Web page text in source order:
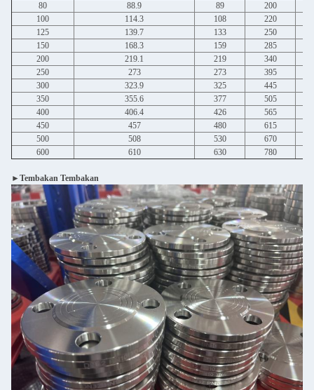
80
88.9 89
200
100
114.3 108
220
125
139.7 133
250
150
168.3 159
285
200
219.1 219
340
250
273 273
395
300
323.9 325
445
350
355.6 377
505
400
406.4 426
565
450
457 480
615
500
508 530
670
600
610 630 780
►Tembakan Tembakan